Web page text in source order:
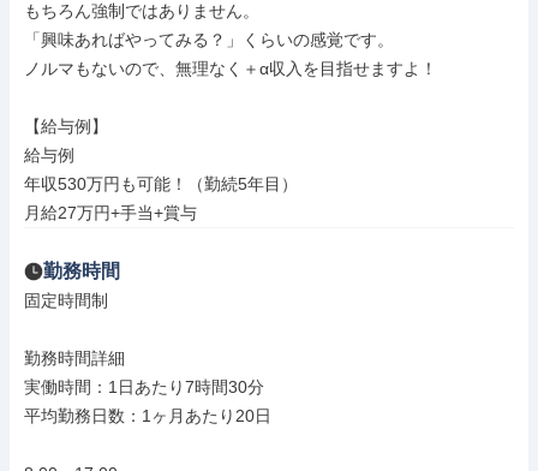
もちろん強制ではありません。
「興味あればやってみる？」くらいの感覚です。
ノルマもないので、無理なく＋α収入を目指せますよ！
【給与例】
給与例
年収530万円も可能！（勤続5年目）
月給27万円+手当+賞与
勤務時間
固定時間制
勤務時間詳細
実働時間：1日あたり7時間30分
平均勤務日数：1ヶ月あたり20日